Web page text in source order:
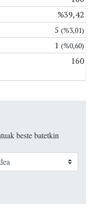
%39,42
5 (%3,01)
1 (%0,60)
160
beste batetkin